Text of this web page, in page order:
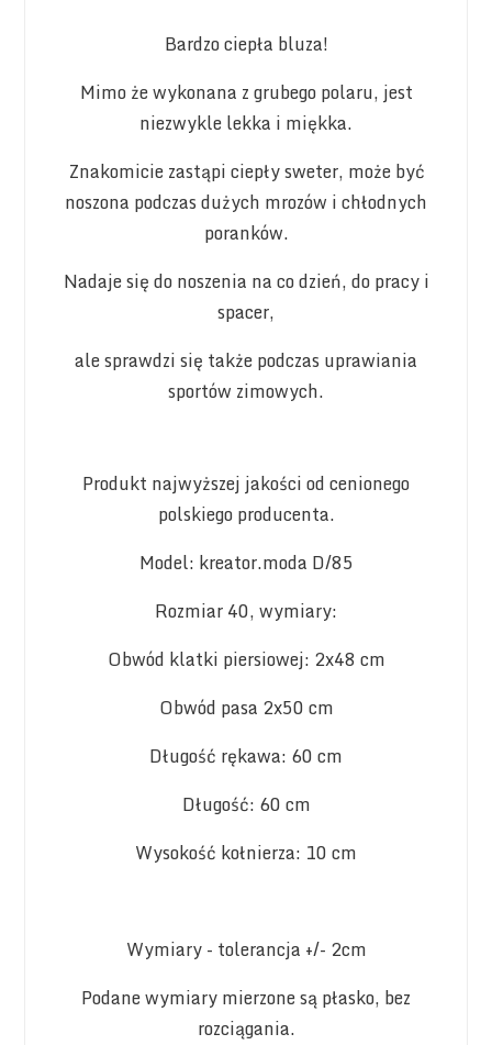
Bardzo ciepła bluza!
Mimo że wykonana z grubego polaru, jest
niezwykle lekka i miękka.
Znakomicie zastąpi ciepły sweter, może być
noszona podczas dużych mrozów i chłodnych
poranków.
Nadaje się do noszenia na co dzień, do pracy i
spacer,
ale sprawdzi się także podczas uprawiania
sportów zimowych.
Produkt najwyższej jakości od cenionego
polskiego producenta.
Model: kreator.moda D/85
Rozmiar 40, wymiary:
Obwód klatki piersiowej: 2x48 cm
Obwód pasa 2x50 cm
Długość rękawa: 60 cm
Długość: 60 cm
Wysokość kołnierza: 10 cm
Wymiary - tolerancja +/- 2cm
Podane wymiary mierzone są płasko, bez
rozciągania.